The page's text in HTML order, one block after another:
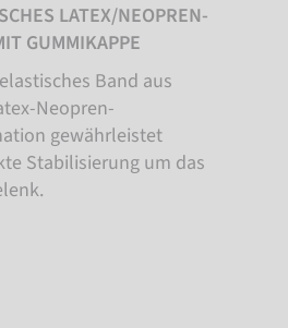
LATEX/NEOPREN-
GUMMIKAPPE
Band aus
Neopren-
gewährleistet
Stabilisierung um das